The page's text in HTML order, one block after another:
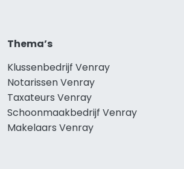
Thema’s
Klussenbedrijf Venray
Notarissen Venray
Taxateurs Venray
Schoonmaakbedrijf Venray
Makelaars Venray